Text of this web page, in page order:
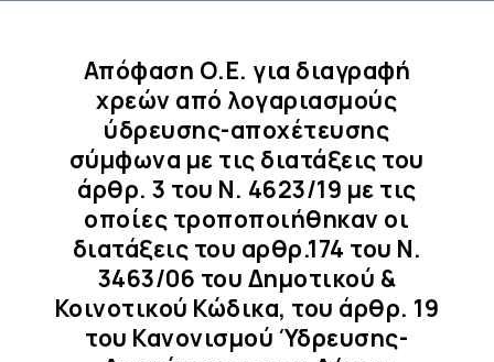
Απόφαση Ο.Ε. για διαγραφή
χρεών από λογαριασμούς
ύδρευσης-αποχέτευσης
σύμφωνα με τις διατάξεις του
άρθρ. 3 του Ν. 4623/19 με τις
οποίες τροποποιήθηκαν οι
διατάξεις του αρθρ.174 του Ν.
3463/06 του Δημοτικού &
Κοινοτικού Κώδικα, του άρθρ. 19
του Κανονισμού Ύδρευσης-